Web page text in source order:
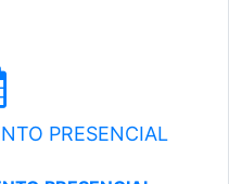
PRESENCIAL